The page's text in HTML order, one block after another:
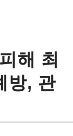
해 최
방, 관